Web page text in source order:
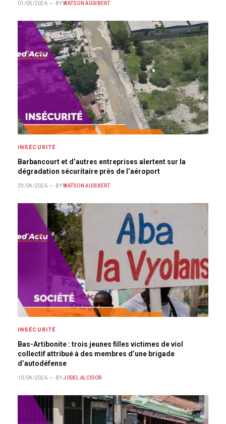
01/05/2026 BY WATSON AUDIBERT
INSÉCURITÉ
Barbancourt et d’autres entreprises alertent sur la
dégradation sécuritaire près de l’aéroport
29/04/2026 BY WATSON AUDIBERT
INSÉCURITÉ
Bas-Artibonite : trois jeunes filles victimes de viol
collectif attribué à des membres d’une brigade
d’autodéfense
10/04/2026 BY JODEL ALCIDOR